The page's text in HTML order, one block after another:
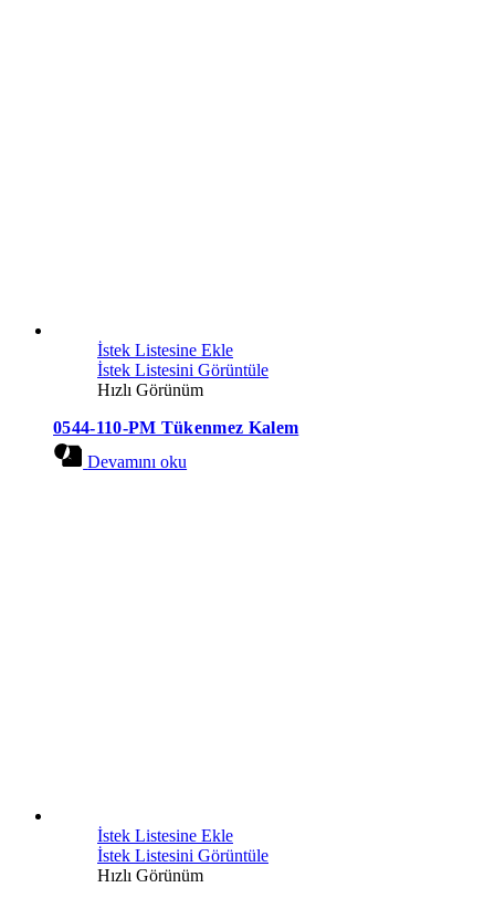
İstek Listesine Ekle
İstek Listesini Görüntüle
Hızlı Görünüm
0544-110-PM Tükenmez Kalem
Devamını oku
İstek Listesine Ekle
İstek Listesini Görüntüle
Hızlı Görünüm